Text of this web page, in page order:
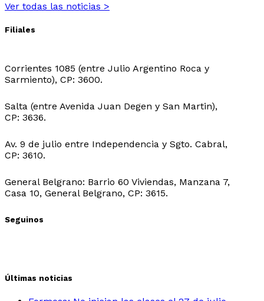
Ver todas las noticias >
Filiales
Corrientes 1085 (entre Julio Argentino Roca y
Sarmiento), CP: 3600.
Salta (entre Avenida Juan Degen y San Martin),
CP: 3636.
Av. 9 de julio entre Independencia y Sgto. Cabral,
CP: 3610.
General Belgrano: Barrio 60 Viviendas, Manzana 7,
Casa 10, General Belgrano, CP: 3615.
Seguinos
Últimas noticias